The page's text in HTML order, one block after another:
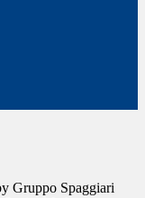
Gruppo Spaggiari